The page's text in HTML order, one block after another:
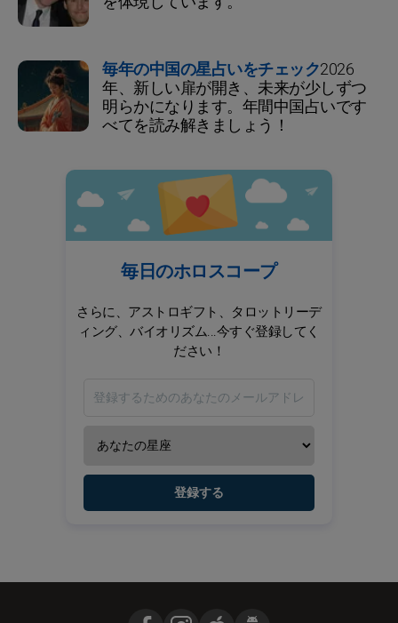
毎年の中国の星占いをチェック2026
年、新しい扉が開き、未来が少しずつ
明らかになります。年間中国占いです
べてを読み解きましょう！
毎日のホロスコープ
さらに、アストロギフト、タロットリーデ
ィング、バイオリズム...今すぐ登録してく
ださい！
登録する